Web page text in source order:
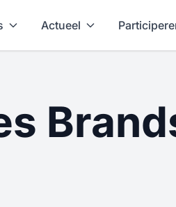
Actueel